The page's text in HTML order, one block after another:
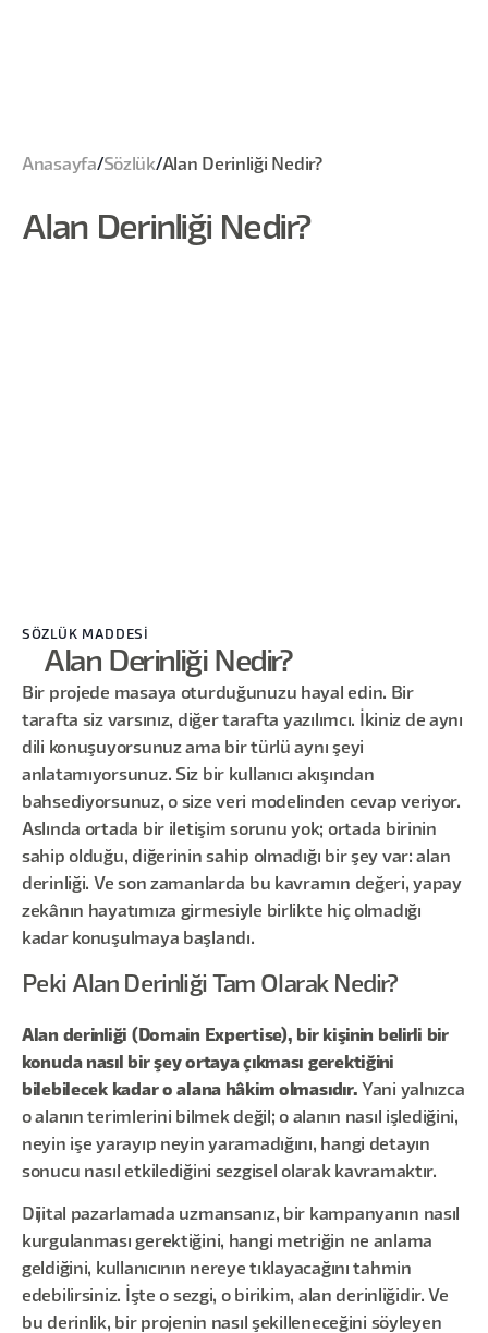
Anasayfa/Sözlük/Alan Derinliği Nedir?
Alan Derinliği Nedir?
SÖZLÜK MADDESİ
Alan Derinliği Nedir?
Bir projede masaya oturduğunuzu hayal edin. Bir
tarafta siz varsınız, diğer tarafta yazılımcı. İkiniz de aynı
dili konuşuyorsunuz ama bir türlü aynı şeyi
anlatamıyorsunuz. Siz bir kullanıcı akışından
bahsediyorsunuz, o size veri modelinden cevap veriyor.
Aslında ortada bir iletişim sorunu yok; ortada birinin
sahip olduğu, diğerinin sahip olmadığı bir şey var: alan
derinliği. Ve son zamanlarda bu kavramın değeri, yapay
zekânın hayatımıza girmesiyle birlikte hiç olmadığı
kadar konuşulmaya başlandı.
Peki Alan Derinliği Tam Olarak Nedir?
Alan derinliği (Domain Expertise), bir kişinin belirli bir
konuda nasıl bir şey ortaya çıkması gerektiğini
bilebilecek kadar o alana hâkim olmasıdır. Yani yalnızca
o alanın terimlerini bilmek değil; o alanın nasıl işlediğini,
neyin işe yarayıp neyin yaramadığını, hangi detayın
sonucu nasıl etkilediğini sezgisel olarak kavramaktır.
Dijital pazarlamada uzmansanız, bir kampanyanın nasıl
kurgulanması gerektiğini, hangi metriğin ne anlama
geldiğini, kullanıcının nereye tıklayacağını tahmin
edebilirsiniz. İşte o sezgi, o birikim, alan derinliğidir. Ve
bu derinlik, bir projenin nasıl şekilleneceğini söyleyen